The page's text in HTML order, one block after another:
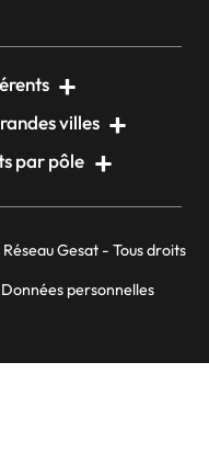
villes
par pôle
Gesat - Tous droits
Données personnelles